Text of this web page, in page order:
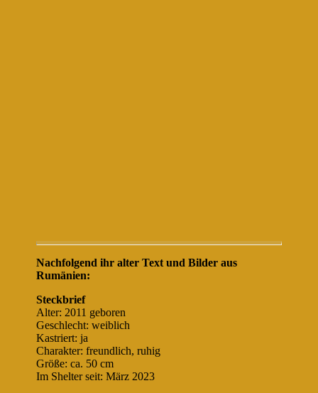
Nachfolgend ihr alter Text und Bilder aus
Rumänien:
Steckbrief
Alter: 2011 geboren
Geschlecht: weiblich
Kastriert: ja
Charakter: freundlich, ruhig
Größe: ca. 50 cm
Im Shelter seit: März 2023